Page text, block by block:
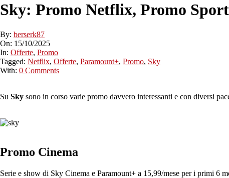
Sky: Promo Netflix, Promo
By: berserk87
On: 15/10/2025
In: Offerte, Promo
Tagged: Netflix, Offerte, Paramount+, Promo, Sky
With: 0 Comments
Su Sky sono in corso varie promo davvero interessanti e con diversi
Promo Cinema
Serie e show di Sky Cinema e Paramount+ a 15,99/mese per i primi 6